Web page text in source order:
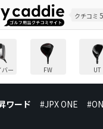
クチコミ
バー FW UT
ワード #JPX ONE